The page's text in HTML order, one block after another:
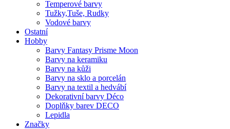
Temperové barvy
Tužky,Tuše, Rudky
Vodové barvy
Ostatní
Hobby
Barvy Fantasy Prisme Moon
Barvy na keramiku
Barvy na kůži
Barvy na sklo a porcelán
Barvy na textil a hedvábí
Dekorativní barvy Déco
Doplňky barev DECO
Lepidla
Značky